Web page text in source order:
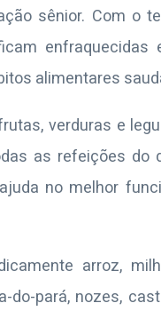
sênior. Com o
enfraquecidas
alimentares
verduras e
as refeições do
no melhor
arroz,
pará, nozes,